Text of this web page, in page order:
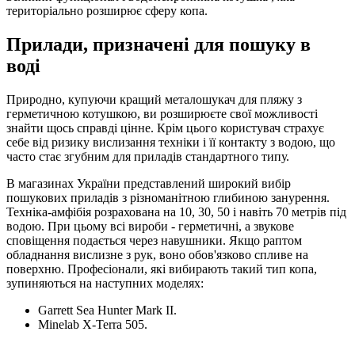
територіально розширює сферу копа.
Прилади, призначені для пошуку в
воді
Природно, купуючи кращий металошукач для пляжу з
герметичною котушкою, ви розширюєте свої можливості
знайти щось справді цінне. Крім цього користувач страхує
себе від ризику вислизання техніки і її контакту з водою, що
часто стає згубним для приладів стандартного типу.
В магазинах України представлений широкий вибір
пошукових приладів з різноманітною глибиною занурення.
Техніка-амфібія розрахована на 10, 30, 50 і навіть 70 метрів під
водою. При цьому всі вироби - герметичні, а звукове
сповіщення подається через навушники. Якщо раптом
обладнання вислизне з рук, воно обов'язково спливе на
поверхню. Професіонали, які вибирають такий тип копа,
зупиняються на наступних моделях:
Garrett Sea Hunter Mark II.
Minelab X-Terra 505.